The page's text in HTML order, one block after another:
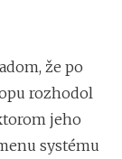
že po
rozhodol
jeho
systému